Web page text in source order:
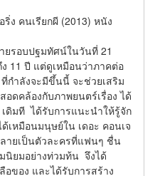
ง คนเรียกผี (2013) หนัง
ยรอบปฐมทัศน์ในวันที่ 21
11 ปี แต่ดูเหมือนว่าภาคต่อ
ที่กำลังจะมีขึ้นนี้ จะช่วยเสริม
ดคล้องกับภาพยนตร์เรื่อง ได้
ดิมที  ได้รับการแนะนำให้รู้จัก
เหมือนมนุษย์ใน เดอะ คอนเจ
ลายเป็นตัวละครที่แฟนๆ ชื่น
นิยมอย่างท่วมท้น  จึงได้
ของ และได้รับการสร้าง